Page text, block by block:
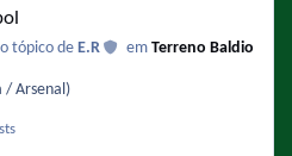
series-tv/os-simpsons-voz-de-
40-temporada
tópico deE.R emTerreno Baldio
/ Arsenal)